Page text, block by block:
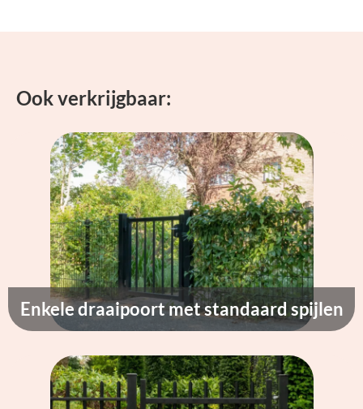
Ook verkrijgbaar:
Enkele draaipoort met standaard spijlen